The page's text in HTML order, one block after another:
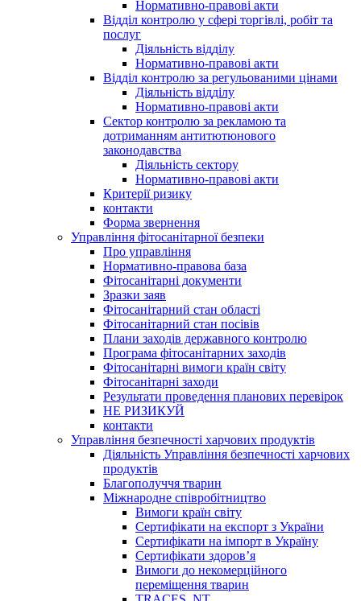
Нормативно-правові акти
Відділ контролю у сфері торгівлі, робіт та
послуг
Діяльність відділу
Нормативно-правові акти
Відділ контролю за регульованими цінами
Діяльність відділу
Нормативно-правові акти
Сектор контролю за рекламою та
дотриманням антитютюнового
законодавства
Діяльність сектору
Нормативно-правові акти
Критерії ризику
контакти
Форма звернення
Управління фітосанітарної безпеки
Про управління
Нормативно-правова база
Фітосанітарні документи
Зразки заяв
Фітосанітарний стан області
Фітосанітарний стан посівів
Плани заходів державного контролю
Програма фітосанітарних заходів
Фітосанітарні вимоги країн світу
Фітосанітарні заходи
Результати проведення планових перевірок
НЕ РИЗИКУЙ
контакти
Управління безпечності харчових продуктів
Діяльність Управління безпечності харчових
продуктів
Благополуччя тварин
Міжнародне співробітництво
Вимоги країн світу
Сертифікати на експорт з України
Сертифікати на імпорт в Україну
Сертифікати здоров’я
Вимоги до некомерційного
переміщення тварин